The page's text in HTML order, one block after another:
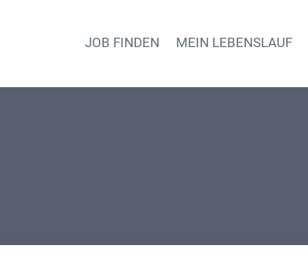
JOB FINDEN MEIN LEBENSLAUF